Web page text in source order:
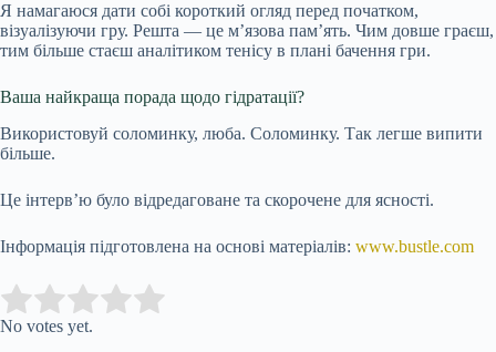
Я намагаюся дати собі короткий огляд перед початком,
візуалізуючи гру. Решта — це м’язова пам’ять. Чим довше граєш,
тим більше стаєш аналітиком тенісу в плані бачення гри.
Ваша найкраща порада щодо гідратації?
Використовуй соломинку, люба. Соломинку. Так легше випити
більше.
Це інтерв’ю було відредаговане та скорочене для ясності.
Інформація підготовлена на основі матеріалів: www.bustle.com
Rate this item:
No votes yet.